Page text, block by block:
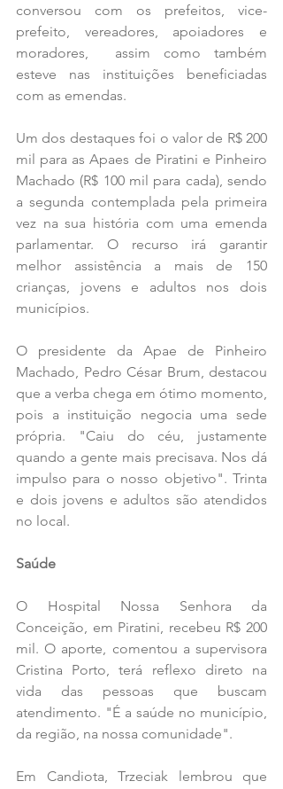
conversou com os prefeitos, vice-
prefeito, vereadores, apoiadores e
moradores,  assim como também
esteve nas instituições beneficiadas
com as emendas.
Um dos destaques foi o valor de R$ 200
mil para as Apaes de Piratini e Pinheiro
Machado (R$ 100 mil para cada), sendo
a segunda contemplada pela primeira
vez na sua história com uma emenda
parlamentar. O recurso irá garantir
melhor assistência a mais de 150
crianças, jovens e adultos nos dois
municípios.
O presidente da Apae de Pinheiro
Machado, Pedro César Brum, destacou
que a verba chega em ótimo momento,
pois a instituição negocia uma sede
própria. "Caiu do céu, justamente
quando a gente mais precisava. Nos dá
impulso para o nosso objetivo". Trinta
e dois jovens e adultos são atendidos
no local.
Saúde
O Hospital Nossa Senhora da
Conceição, em Piratini, recebeu R$ 200
mil. O aporte, comentou a supervisora
Cristina Porto, terá reflexo direto na
vida das pessoas que buscam
atendimento. "É a saúde no município,
da região, na nossa comunidade".
Em Candiota, Trzeciak lembrou que